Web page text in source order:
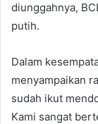
diunggahnya,
putih.
Dalam
menyampaikan
sudah ikut
Kami sangat